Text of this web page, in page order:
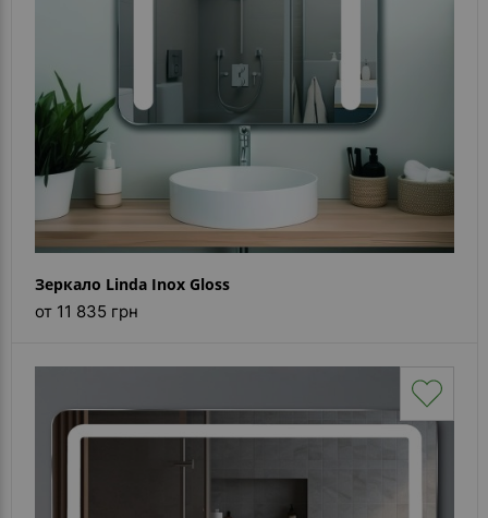
Зеркало Linda Inox Gloss
от 11 835 грн